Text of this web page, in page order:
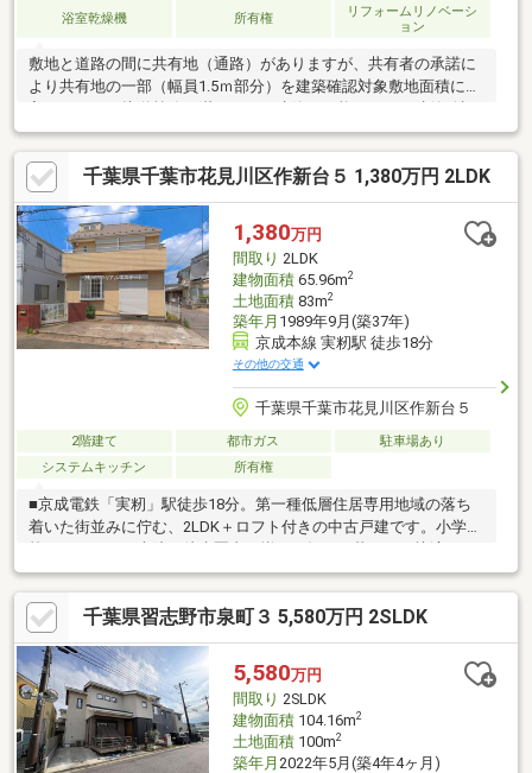
浴室乾燥機 所有権
リフォームリノベーシ
ョン
敷地と道路の間に共有地（通路）がありますが、共有者の承諾に
より共有地の一部（幅員1.5ｍ部分）を建築確認対象敷地面積に編
対象敷地面積は約23㎡）
千葉県千葉市花見川区作新台５ 1,380万円 2LDK
1,380万円
間取り 2LDK
建物面積65.96m2
土地面積83m2
築年月 1989年9月(築37年)
京成本線 実籾駅 徒歩18分
その他の交通
千葉県千葉市花見川区作新台５
2階建て 都市ガス
駐車場あり
システムキッチン
所有権
■京成電鉄「実籾」駅徒歩18分。第一種低層住居専用地域の落ち
着いた街並みに佇む、2LDK＋ロフト付きの中古戸建です。小学
ポートします。■約14帖のLDKは家族がゆったり過ごせる心地よい
空間。ロフトを備えた洋室は収納や趣味スペースとしても活用で
き、お部屋を広々と使える機能的な間取りです。■駐車場1台分を
確保し、電動シャッター（一部手動）付きで大切なお車の保管も
安心。都市ガス・公営水道・公共下水対応で、ハウスクリーニン
グ済みのため、お引渡し後も気持ちよく新生活をスタートできま
す。■静かな住環境と便利さを兼ね備えた、ご家族におすすめの
住まいです。
千葉県習志野市泉町３ 5,580万円 2SLDK
5,580万円
間取り 2SLDK
建物面積104.16m2
土地面積100m2
築年月 2022年5月(築4年4ヶ月)